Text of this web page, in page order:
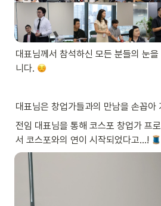
대표님께서 참석하신 모든 분들의 눈
니다.
대표님은 창업가들과의 만남을 손꼽아
전임 대표님을 통해 코스포 창업가 프
서 코스포와의 연이 시작되었다고…!